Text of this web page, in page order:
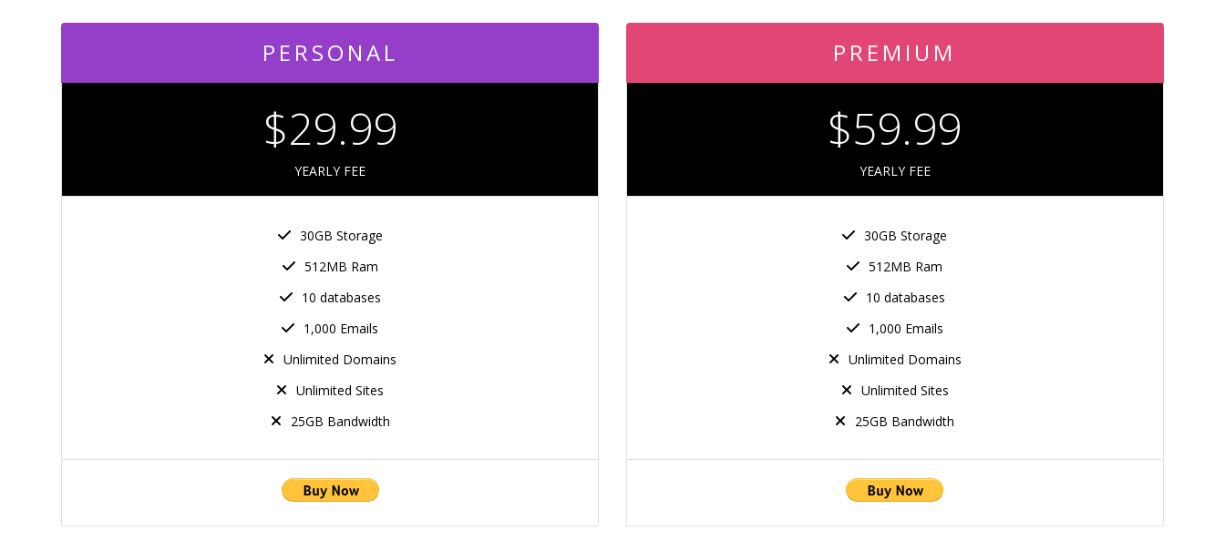
PERSONAL
$29.99
YEARLY FEE
30GB Storage
512MB Ram
10 databases
1,000 Emails
Unlimited Domains
Unlimited Sites
25GB Bandwidth
PREMIUM
$59.99
YEARLY FEE
30GB Storage
512MB Ram
10 databases
1,000 Emails
Unlimited Domains
Unlimited Sites
25GB Bandwidth